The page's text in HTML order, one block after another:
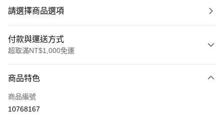
請選擇商品選項
付款與運送方式
超取滿NT$1,000免運
信用卡一次付款
LINE Pay
商品特色
商品編號
10768167